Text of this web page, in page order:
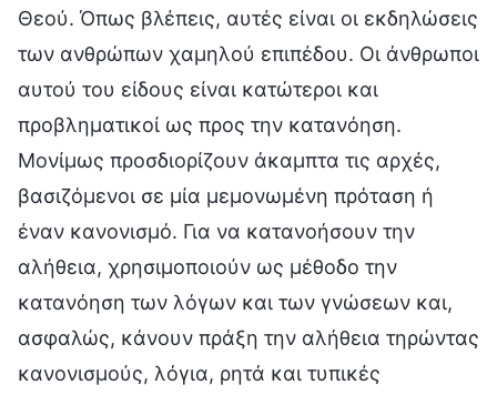
Θεού. Όπως βλέπεις, αυτές είναι οι εκδηλώσεις
των ανθρώπων χαμηλού επιπέδου. Οι άνθρωποι
αυτού του είδους είναι κατώτεροι και
προβληματικοί ως προς την κατανόηση.
Μονίμως προσδιορίζουν άκαμπτα τις αρχές,
βασιζόμενοι σε μία μεμονωμένη πρόταση ή
έναν κανονισμό. Για να κατανοήσουν την
αλήθεια, χρησιμοποιούν ως μέθοδο την
κατανόηση των λόγων και των γνώσεων και,
ασφαλώς, κάνουν πράξη την αλήθεια τηρώντας
κανονισμούς, λόγια, ρητά και τυπικές